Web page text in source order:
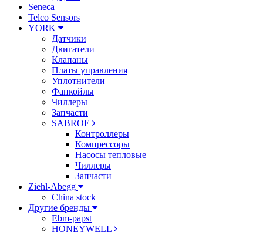
Seneca
Telco Sensors
YORK
Датчики
Двигатели
Клапаны
Платы управления
Уплотнители
Фанкойлы
Чиллеры
Запчасти
SABROE
Контроллеры
Компрессоры
Насосы тепловые
Чиллеры
Запчасти
Ziehl-Abegg
China stock
Другие бренды
Ebm-papst
HONEYWELL